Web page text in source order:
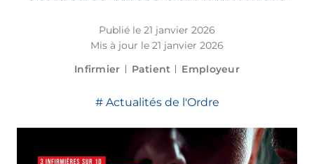
Publié le 21 janvier 2026
Mis à jour le 21 janvier 2026
Infirmier
Patient Employeur
Actualités de l'Ordre